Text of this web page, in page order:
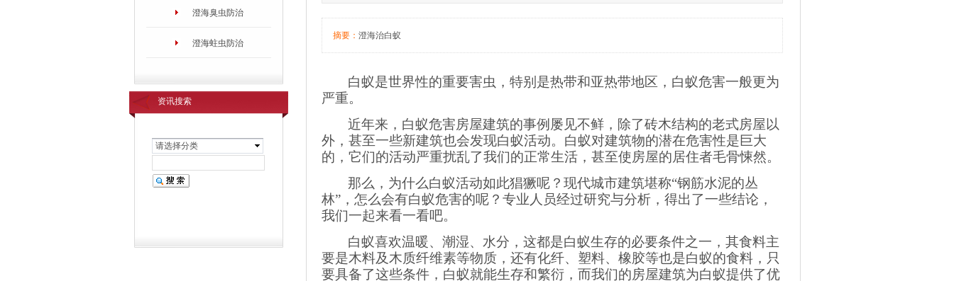
澄海臭虫防治
澄海蛀虫防治
资讯搜索
请选择分类
摘要： 澄海治白蚁
白蚁是世界性的重要害虫，特别是热带和亚热带地区，白蚁危害一般更为
严重。
近年来，白蚁危害房屋建筑的事例屡见不鲜，除了砖木结构的老式房屋以
外，甚至一些新建筑也会发现白蚁活动。白蚁对建筑物的潜在危害性是巨大
的，它们的活动严重扰乱了我们的正常生活，甚至使房屋的居住者毛骨悚然。
那么，为什么白蚁活动如此猖獗呢？现代城市建筑堪称“钢筋水泥的丛
林”，怎么会有白蚁危害的呢？专业人员经过研究与分析，得出了一些结论，
我们一起来看一看吧。
白蚁喜欢温暖、潮湿、水分，这都是白蚁生存的必要条件之一，其食料主
要是木料及木质纤维素等物质，还有化纤、塑料、橡胶等也是白蚁的食料，只
要具备了这些条件，白蚁就能生存和繁衍，而我们的房屋建筑为白蚁提供了优